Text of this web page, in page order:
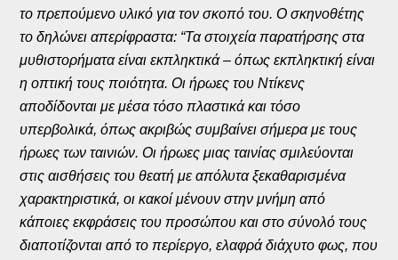
το πρεπούμενο υλικό για τον σκοπό του. Ο σκηνοθέτης
το δηλώνει απερίφραστα: “Τα στοιχεία παρατήρσης στα
μυθιστορήματα είναι εκπληκτικά – όπως εκπληκτική είναι
η οπτική τους ποιότητα. Οι ήρωες του Ντίκενς
αποδίδονται με μέσα τόσο πλαστικά και τόσο
υπερβολικά, όπως ακριβώς συμβαίνει σήμερα με τους
ήρωες των ταινιών. Οι ήρωες μιας ταινίας σμιλεύονται
στις αισθήσεις του θεατή με απόλυτα ξεκαθαρισμένα
χαρακτηριστικά, οι κακοί μένουν στην μνήμη από
κάποιες εκφράσεις του προσώπου και στο σύνολό τους
διαποτίζονται από το περίεργο, ελαφρά διάχυτο φως, που